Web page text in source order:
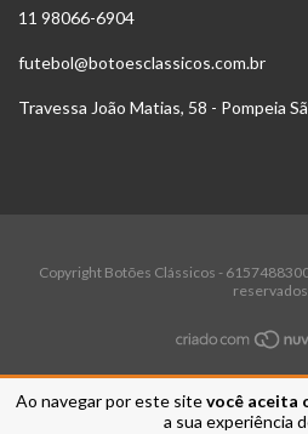
Ao navegar por este sitevocê aceita
a sua experiência
11 98066-6904
futebol@botoesclassicos.com.br
Travessa João Matias, 58 - Pompeia
Copyright Botões Clássicos -
reservados.